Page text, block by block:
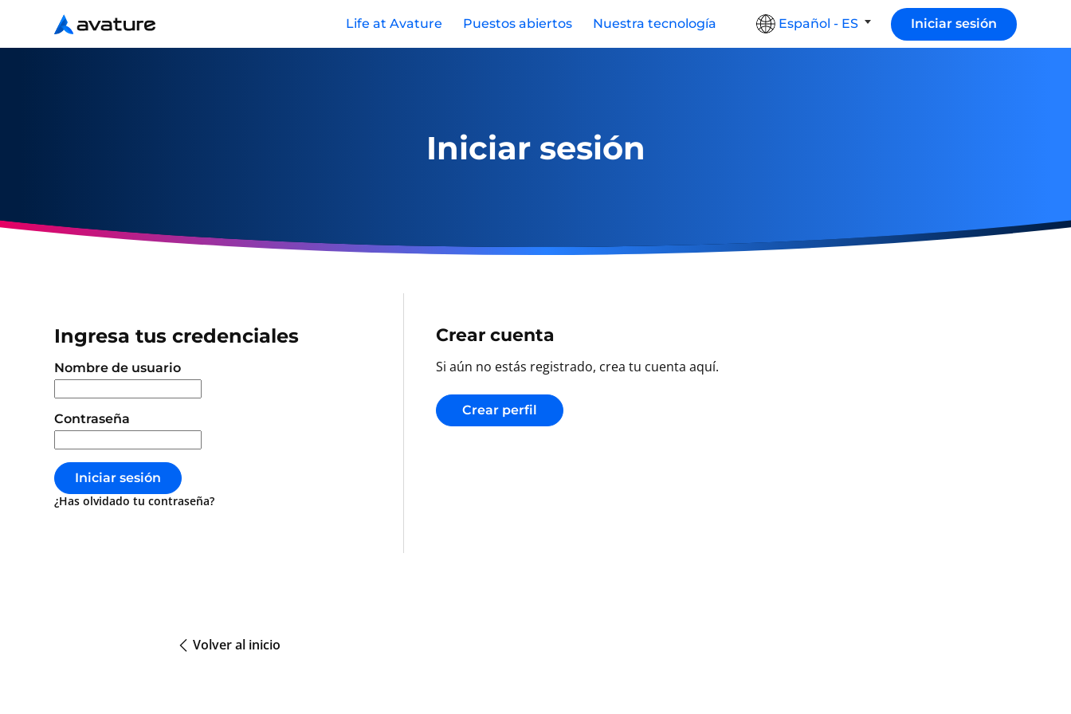
Life at Avature Puestos abiertos Nuestra tecnología Español - ES Iniciar sesión
Iniciar sesión
Ingresa tus credenciales
Inicio de sesión
Nombre de usuario
Contraseña
Iniciar sesión
¿Has olvidado tu contraseña?
Crear cuenta
Si aún no estás registrado, crea tu cuenta aquí.
Crear perfil
Volver al inicio